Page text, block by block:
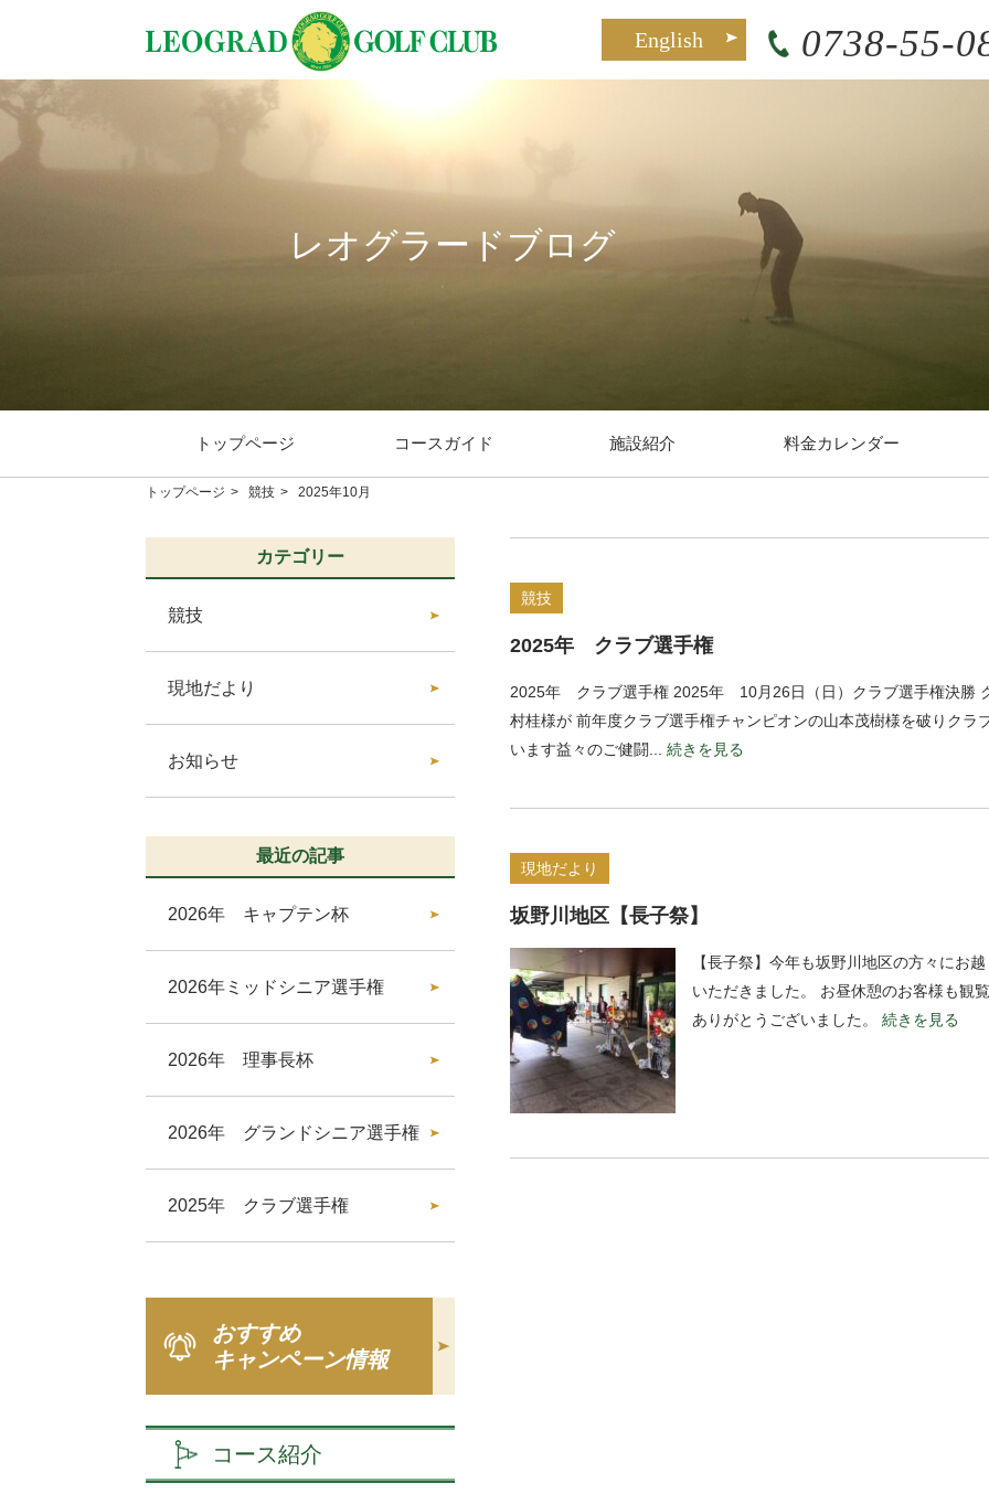
English 0738-55-
レオグラードブログ
トップページ コースガイド 施設紹介 料金カレンダー
トップページ 競技 2025年10月
競技
2025年 クラブ選手権
2025年 クラブ選手権 2025年 10月26日（日）クラブ選手権決勝
村桂様が 前年度クラブ選手権チャンピオンの山本茂樹様を破りク
います益々のご健闘... 続きを見る
現地だより
坂野川地区【長子祭】
【長子祭】今年も坂野川地区の方々にお
いただきました。 お昼休憩のお客様も観
ありがとうございました。 続きを見る
カテゴリー
競技
現地だより
お知らせ
最近の記事
2026年 キャプテン杯
2026年ミッドシニア選手権
2026年 理事長杯
2026年 グランドシニア選手権
2025年 クラブ選手権
おすすめ
キャンペーン情報
コース紹介